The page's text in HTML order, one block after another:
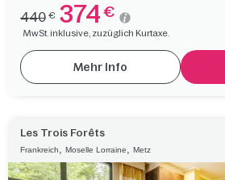
440 € 374 €
MwSt. inklusive, zuzüglich Kurtaxe.
Mehr Info
Les Trois Forêts
Frankreich, Moselle Lorraine, Metz